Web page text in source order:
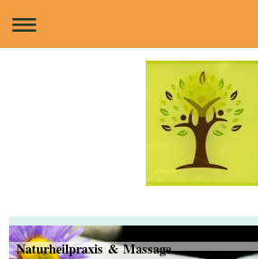
Naturheilpraxis & Massage